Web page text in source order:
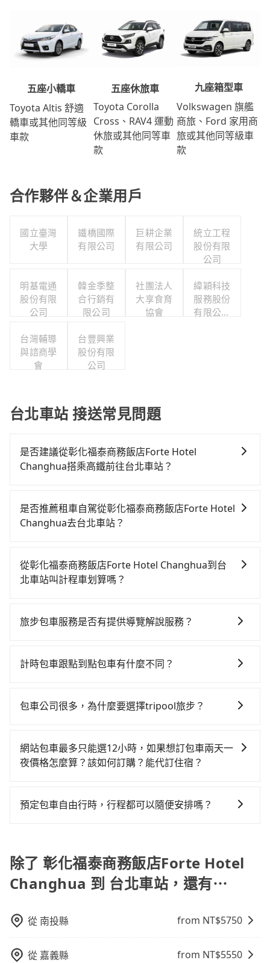
五座小轎車
Toyota Altis 舒適
轎車或其他同等級
車款
五座休旅車
Toyota Corolla
Cross、RAV4 運動
休旅或其他同等車
款
九座箱型車
Volkswagen 旗艦
商旅、Ford 家用商
旅或其他同等級車
款
合作夥伴＆企業用戶
國立臺灣
大學
鐵橋國際
有限公司
巨耕企業
有限公司
統立工程
股份有限
公司
明基電通
股份有限
公司
韓金季整
合行銷有
限公司
社團法人
大享食育
協會
緯穎科技
服務股份
有限公司
台灣輔導
與諮商學
會
台豐興業
股份有限
公司
台北車站 接送常見問題
是否建議從彰化福泰商務飯店Forte Hotel
Changhua搭乘高鐵前往台北車站？
前往台北車站，高鐵乘坐舒適、省時、較貴，且難叫計
程車前往高鐵站！從最早06:05一直到23:03，台中-台北
的台中高鐵站，叫一輛計程車花費約300元、車程約24
分鐘。抵達高鐵站後，步行進站、現場購票並於月台排
15分鐘出站。全程加上轉車時間共1小時56分鐘，假設4
為雙北的3.7%，換句話說，臨時要叫小黃的難度是雙北
恣意繞路。但如果全程使用tripool並到府專車接送，則
480元的交通費，所以對於不是這麼趕時間的人來說，預
約tripool還是比較划算的。如果你是三人以下要乘車，
是否推薦租車自駕從彰化福泰商務飯店Forte Hotel
Changhua去台北車站？
車站可以選擇租車自駕，但花費可能不小。租車公司一
般以天為單位計費，小轎車如Toyota Yaris、Nissan
3元）、eTag（每公里約1元）、路邊停車（每小時約40
程費用。由於絕大多數的租車公司都沒法提供甲租乙還
多天，如此預計小轎車的花費至少$3,100、九人座
從彰化福泰商務飯店Forte Hotel Changhua到台
北車站叫計程車划算嗎？
灣大車隊、Uber和Yoxi，如果在路邊攔不到車，也可考
程車等叫車看看。依照里程跳錶計算，價格約為
要注意彰化縣僅有合法計程車約1,640輛，計程車密度為
計費，約有25%會採現場議價，建議最好先上網預約，
以免當場被坑受騙。綜合以上，無論在價格或服務品質
旅步包車服務是否有提供導覽解說服務？
需要導覽服務，可事先透過電子郵件
計時包車跟點到點包車有什麼不同？
不同之處： 計時包車：計時包車是按照用車時間來計
多個地點間來回穿梭的客戶，例如市區觀光、商務差旅
等。 點到點包車：點到點包車是按照里程和目的地來計
個城市到另一個城市的長途包車。
包車公司很多，為什麼要選擇tripool旅步？
以依照您行程人數的需求進行選擇。此外，為確保您的
旅途安全無憂，我們的司機都是專業且可靠的職業駕
策，讓您在規劃行程時能更無後顧之憂。無論您是要前
網站包車最多只能選12小時，如果想訂包車兩天一
夜價格怎麼算？該如何訂購？能代訂住宿？
需要連續兩天的包車服務，可以在官網上分開預定兩天
預定包車自由行時，行程都可以隨便安排嗎？
您的需求安排的。
除了 彰化福泰商務飯店Forte Hotel
Changhua 到 台北車站，還有⋯
從 南投縣 from NT$5750
從 嘉義縣 from NT$5550